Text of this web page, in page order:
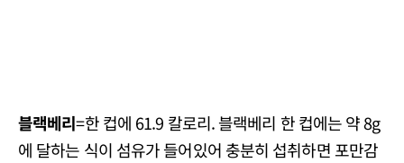
블랙베리=한 컵에 61.9 칼로리. 블랙베리 한 컵에는 약 8g
에 달하는 식이 섬유가 들어있어 충분히 섭취하면 포만감